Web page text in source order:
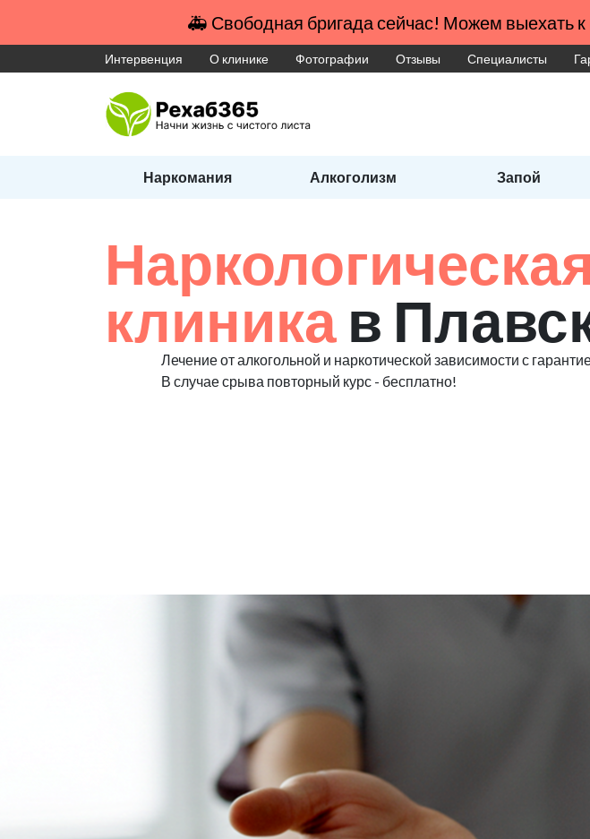
🚑 Свободная бригада сейчас! Можем выехать
Интервенция О клинике Фотографии Отзывы Специалисты
Наркомания Алкоголизм Запой
Наркологическая
клиника в
Лечение от алкогольной и наркотической зависимости с
В случае срыва повторный курс - бесплатно!